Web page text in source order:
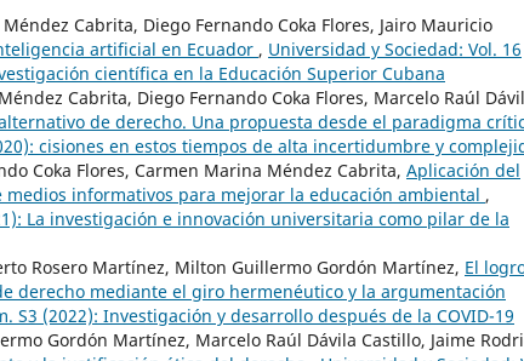
Cabrita, Diego Fernando Coka Flores, Jairo Mauricio
artificial en Ecuador , Universidad y Sociedad: Vol. 16
científica en la Educación Superior Cubana
Cabrita, Diego Fernando Coka Flores, Marcelo Raúl
de derecho. Una propuesta desde el paradigma
cisiones en estos tiempos de alta incertidumbre y
Coka Flores, Carmen Marina Méndez Cabrita, Aplicación del
informativos para mejorar la educación ambiental ,
La investigación e innovación universitaria como pilar de la
Rosero Martínez, Milton Guillermo Gordón Martínez, El
derecho mediante el giro hermenéutico y la argumentación
S3 (2022): Investigación y desarrollo después de la COVID-19
Gordón Martínez, Marcelo Raúl Dávila Castillo, Jaime